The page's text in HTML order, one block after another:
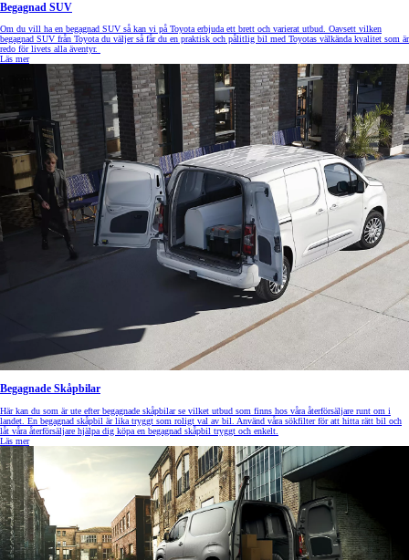
Begagnad SUV
Om du vill ha en begagnad SUV så kan vi på Toyota erbjuda ett brett och varierat utbud. Oavsett vilken
begagnad SUV från Toyota du väljer så får du en praktisk och pålitlig bil med Toyotas välkända kvalitet som är
redo för livets alla äventyr.
Läs mer
Begagnade Skåpbilar
Här kan du som är ute efter begagnade skåpbilar se vilket utbud som finns hos våra återförsäljare runt om i
landet. En begagnad skåpbil är lika tryggt som roligt val av bil. Använd våra sökfilter för att hitta rätt bil och
låt våra återförsäljare hjälpa dig köpa en begagnad skåpbil tryggt och enkelt.
Läs mer